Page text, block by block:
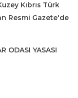
Kıbrıs Türk
Resmi Gazete'de
ODASI YASASI